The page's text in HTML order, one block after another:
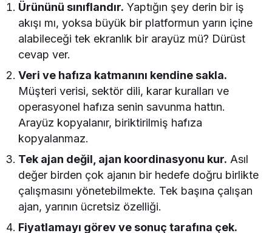
Ürününü sınıflandır. Yaptığın şey derin bir iş
akışı mı, yoksa büyük bir platformun yarın içine
alabileceği tek ekranlık bir arayüz mü? Dürüst
cevap ver.
Veri ve hafıza katmanını kendine sakla.
Müşteri verisi, sektör dili, karar kuralları ve
operasyonel hafıza senin savunma hattın.
Arayüz kopyalanır, biriktirilmiş hafıza
kopyalanmaz.
Tek ajan değil, ajan koordinasyonu kur. Asıl
değer birden çok ajanın bir hedefe doğru birlikte
çalışmasını yönetebilmekte. Tek başına çalışan
ajan, yarının ücretsiz özelliği.
Fiyatlamayı görev ve sonuç tarafına çek.